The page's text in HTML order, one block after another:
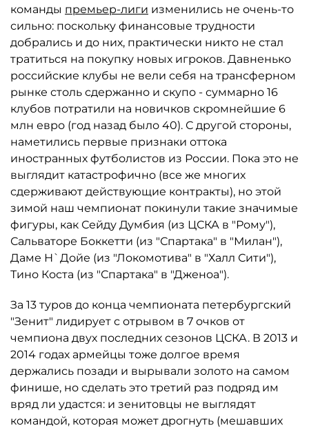
команды премьер-лиги изменились не очень-то
сильно: поскольку финансовые трудности
добрались и до них, практически никто не стал
тратиться на покупку новых игроков. Давненько
российские клубы не вели себя на трансферном
рынке столь сдержанно и скупо - суммарно 16
клубов потратили на новичков скромнейшие 6
млн евро (год назад было 40). С другой стороны,
наметились первые признаки оттока
иностранных футболистов из России. Пока это не
выглядит катастрофично (все же многих
сдерживают действующие контракты), но этой
зимой наш чемпионат покинули такие значимые
фигуры, как Сейду Думбия (из ЦСКА в "Рому"),
Сальваторе Боккетти (из "Спартака" в "Милан"),
Даме Н`Дойе (из "Локомотива" в "Халл Сити"),
Тино Коста (из "Спартака" в "Дженоа").
За 13 туров до конца чемпионата петербургский
"Зенит" лидирует с отрывом в 7 очков от
чемпиона двух последних сезонов ЦСКА. В 2013 и
2014 годах армейцы тоже долгое время
держались позади и вырывали золото на самом
финише, но сделать это третий раз подряд им
вряд ли удастся: и зенитовцы не выглядят
командой, которая может дрогнуть (мешавших